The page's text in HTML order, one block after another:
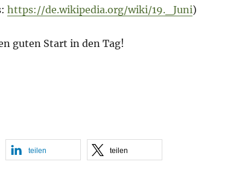
https://de.wikipedia.org/wiki/19._Juni)
guten Start in den Tag!
teilen teilen